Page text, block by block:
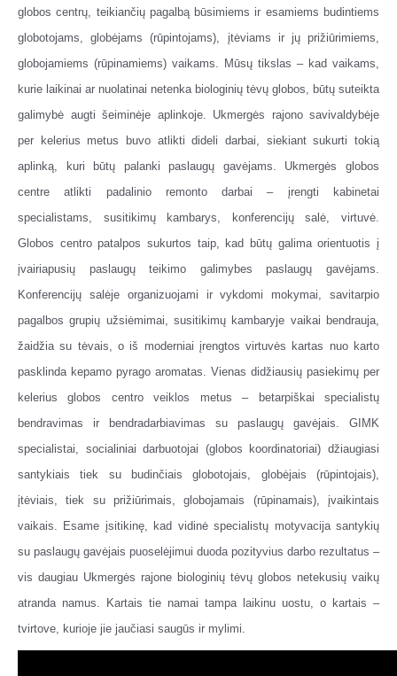
globos centrų, teikiančių pagalbą būsimiems ir esamiems budintiems
globotojams, globėjams (rūpintojams), įtėviams ir jų prižiūrimiems,
globojamiems (rūpinamiems) vaikams. Mūsų tikslas – kad vaikams,
kurie laikinai ar nuolatinai netenka biologinių tėvų globos, būtų suteikta
galimybė augti šeiminėje aplinkoje. Ukmergės rajono savivaldybėje
per kelerius metus buvo atlikti dideli darbai, siekiant sukurti tokią
aplinką, kuri būtų palanki paslaugų gavėjams. Ukmergės globos
centre atlikti padalinio remonto darbai – įrengti kabinetai
specialistams, susitikimų kambarys, konferencijų salė, virtuvė.
Globos centro patalpos sukurtos taip, kad būtų galima orientuotis į
įvairiapusių paslaugų teikimo galimybes paslaugų gavėjams.
Konferencijų salėje organizuojami ir vykdomi mokymai, savitarpio
pagalbos grupių užsiėmimai, susitikimų kambaryje vaikai bendrauja,
žaidžia su tėvais, o iš moderniai įrengtos virtuvės kartas nuo karto
pasklinda kepamo pyrago aromatas. Vienas didžiausių pasiekimų per
kelerius globos centro veiklos metus – betarpiškai specialistų
bendravimas ir bendradarbiavimas su paslaugų gavėjais. GIMK
specialistai, socialiniai darbuotojai (globos koordinatoriai) džiaugiasi
santykiais tiek su budinčiais globotojais, globėjais (rūpintojais),
įtėviais, tiek su prižiūrimais, globojamais (rūpinamais), įvaikintais
vaikais. Esame įsitikinę, kad vidinė specialistų motyvacija santykių
su paslaugų gavėjais puoselėjimui duoda pozityvius darbo rezultatus –
vis daugiau Ukmergės rajone biologinių tėvų globos netekusių vaikų
atranda namus. Kartais tie namai tampa laikinu uostu, o kartais –
tvirtove, kurioje jie jaučiasi saugūs ir mylimi.